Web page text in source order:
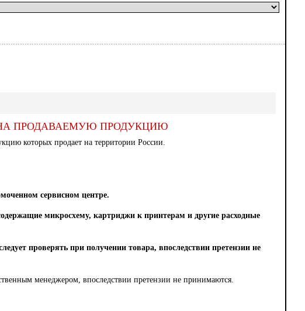
ПРОДАВАЕМУЮ ПРОДУКЦИЮ
которых продает на территории России.
сервисном центре.
микросхему, картриджи к принтерам и другие расходные
проверять при получении товара, впоследствии претензии не
менеджером, впоследствии претензии не принимаются.